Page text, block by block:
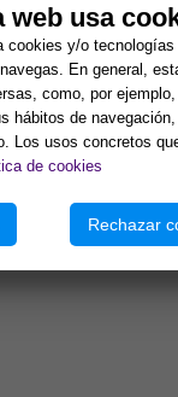
luz apagada, el
en el plexo solar.
la respiración como
apoyar el
a la sílaba Om y
web usa
cookies y/o
En general,
como, por
hábitos de
Los usos concretos
de cookies
Rechazar